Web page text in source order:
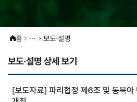
홈 보도·설명
보도·설명 상세 보기
[보도자료] 파리협정 제6조 및 동북아